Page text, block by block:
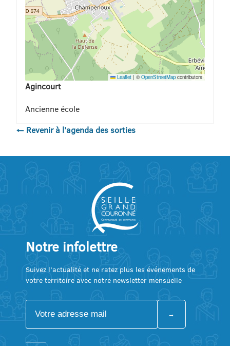
Leaflet | ©OpenStreetMap contributors
Agincourt
Ancienne école
← Revenir à l'agenda des sorties
Notre infolettre
Suivez l’actualité et ne ratez plus les événements de
votre territoire avec notre newsletter mensuelle